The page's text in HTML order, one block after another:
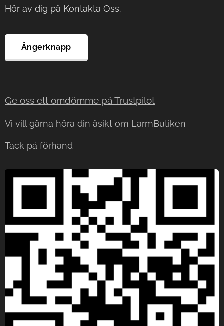
Hör av dig på Kontakta Oss.
Ångerknapp
Ge oss ett omdömme på Trustpilot
Vi vill gärna höra din åsikt om LarmButiken
Tack på förhand